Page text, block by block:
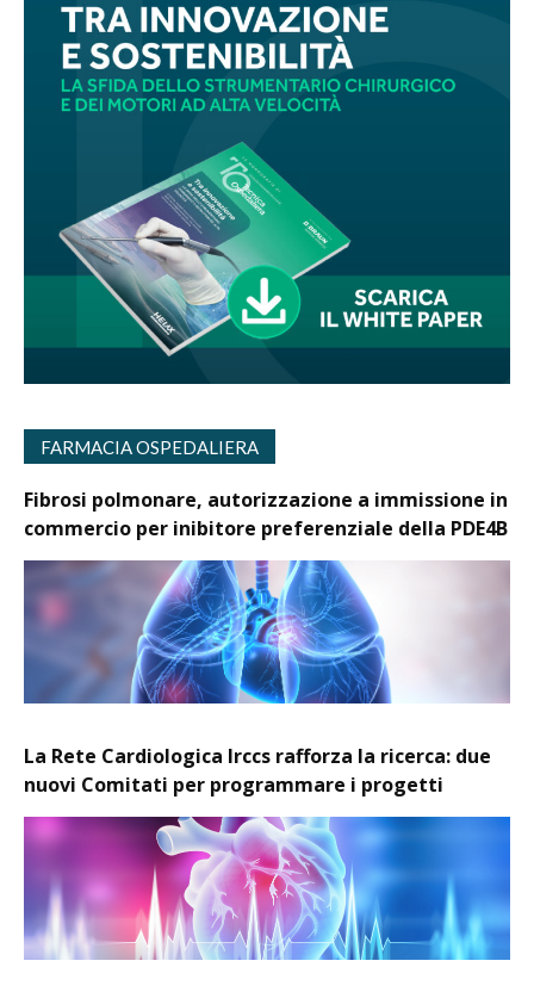
FARMACIA OSPEDALIERA
Fibrosi polmonare, autorizzazione a immissione in
commercio per inibitore preferenziale della PDE4B
La Rete Cardiologica Irccs rafforza la ricerca: due
nuovi Comitati per programmare i progetti